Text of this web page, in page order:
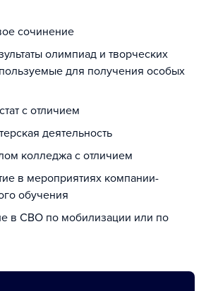
сочинение
олимпиад и творческих
для получения особых
с отличием
деятельность
колледжа с отличием
в мероприятиях компании-
обучения
в СВО по мобилизации или по